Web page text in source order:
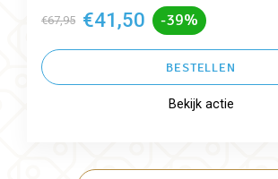
€67,95 €41,50 -39%
BESTELLEN
Bekijk actie